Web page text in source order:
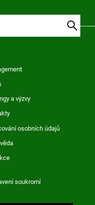
a výzvy
osobních údajů
soukromí